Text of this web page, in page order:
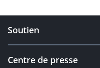
Soutien
Centre de presse